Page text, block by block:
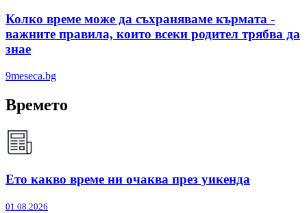
Колко време може да съхраняваме кърмата -
важните правила, които всеки родител трябва да
знае
9meseca.bg
Времето
Ето какво време ни очаква през уикенда
01.08.2026